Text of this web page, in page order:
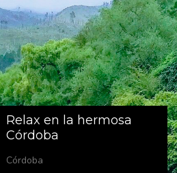
Relax en la hermosa
Córdoba
Córdoba